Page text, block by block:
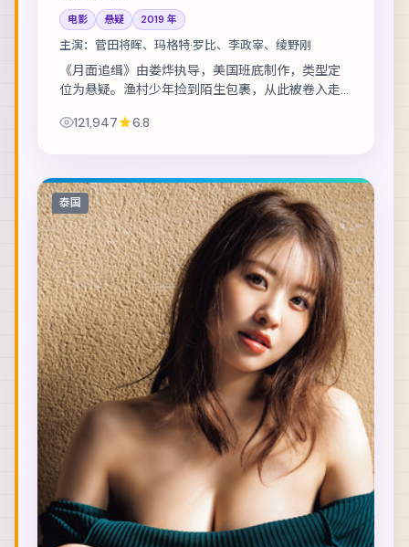
电影 悬疑 2019 年
主演： 菅田将晖、玛格特·罗比、李政宰、绫野刚
《月面追缉》由娄烨执导，美国班底制作，类型定
位为悬疑。渔村少年捡到陌生包裹，从此被卷入走
比、李政宰 等，表演层次丰富。群戏调度成熟...
121,947 6.8
泰国